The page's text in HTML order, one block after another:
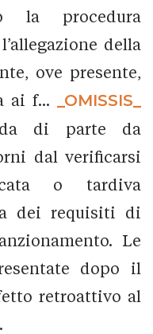
la procedura
della
ove presente,
ai f...
_OMISSIS_
di parte da
dal verificarsi
o tardiva
dei requisiti di
Le
dopo il
retroattivo al